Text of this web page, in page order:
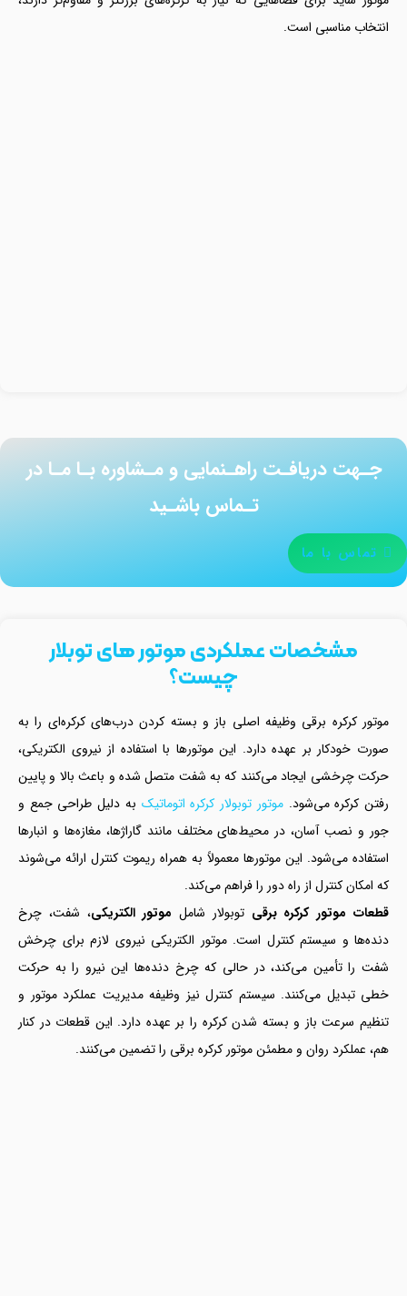
انتخاب مناسبی است.
جـهت دریافـت راهـنمایی و مـشاوره بـا مـا در
تـماس باشـید
تماس با ما
مشخصات عملکردی موتور های توبلار
چیست؟
موتور کرکره برقی وظیفه اصلی باز و بسته کردن درب‌های کرکره‌ای را به
صورت خودکار بر عهده دارد. این موتورها با استفاده از نیروی الکتریکی،
حرکت چرخشی ایجاد می‌کنند که به شفت متصل شده و باعث بالا و پایین
رفتن کرکره می‌شود.موتور توبولار کرکره اتوماتیکبه دلیل طراحی جمع و
جور و نصب آسان، در محیط‌های مختلف مانند گاراژها، مغازه‌ها و انبارها
استفاده می‌شود. این موتورها معمولاً به همراه ریموت کنترل ارائه می‌شوند
که امکان کنترل از راه دور را فراهم می‌کند.
قطعات موتور کرکره برقیتوبولار شاملموتور الکتریکی، شفت، چرخ
دنده‌ها و سیستم کنترل است. موتور الکتریکی نیروی لازم برای چرخش
شفت را تأمین می‌کند، در حالی که چرخ دنده‌ها این نیرو را به حرکت
خطی تبدیل می‌کنند. سیستم کنترل نیز وظیفه مدیریت عملکرد موتور و
تنظیم سرعت باز و بسته شدن کرکره را بر عهده دارد. این قطعات در کنار
هم، عملکرد روان و مطمئن موتور کرکره برقی را تضمین می‌کنند.